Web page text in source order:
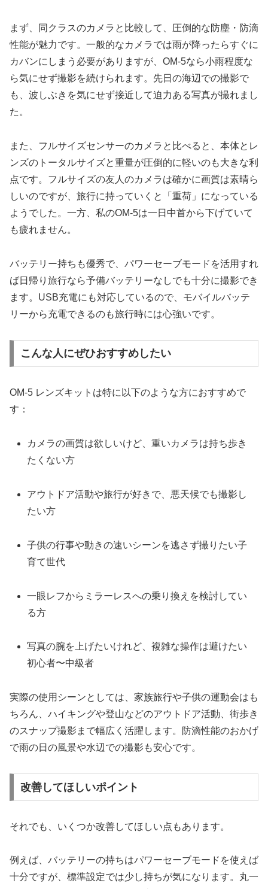
まず、同クラスのカメラと比較して、圧倒的な防塵・防滴
性能が魅力です。一般的なカメラでは雨が降ったらすぐに
カバンにしまう必要がありますが、OM-5なら小雨程度な
ら気にせず撮影を続けられます。先日の海辺での撮影で
も、波しぶきを気にせず接近して迫力ある写真が撮れまし
た。
また、フルサイズセンサーのカメラと比べると、本体とレ
ンズのトータルサイズと重量が圧倒的に軽いのも大きな利
点です。フルサイズの友人のカメラは確かに画質は素晴ら
しいのですが、旅行に持っていくと「重荷」になっている
ようでした。一方、私のOM-5は一日中首から下げていて
も疲れません。
バッテリー持ちも優秀で、パワーセーブモードを活用すれ
ば日帰り旅行なら予備バッテリーなしでも十分に撮影でき
ます。USB充電にも対応しているので、モバイルバッテ
リーから充電できるのも旅行時には心強いです。
こんな人にぜひおすすめしたい
OM-5 レンズキットは特に以下のような方におすすめで
す：
カメラの画質は欲しいけど、重いカメラは持ち歩き
たくない方
アウトドア活動や旅行が好きで、悪天候でも撮影し
たい方
子供の行事や動きの速いシーンを逃さず撮りたい子
育て世代
一眼レフからミラーレスへの乗り換えを検討してい
る方
写真の腕を上げたいけれど、複雑な操作は避けたい
初心者〜中級者
実際の使用シーンとしては、家族旅行や子供の運動会はも
ちろん、ハイキングや登山などのアウトドア活動、街歩き
のスナップ撮影まで幅広く活躍します。防滴性能のおかげ
で雨の日の風景や水辺での撮影も安心です。
改善してほしいポイント
それでも、いくつか改善してほしい点もあります。
例えば、バッテリーの持ちはパワーセーブモードを使えば
十分ですが、標準設定では少し持ちが気になります。丸一